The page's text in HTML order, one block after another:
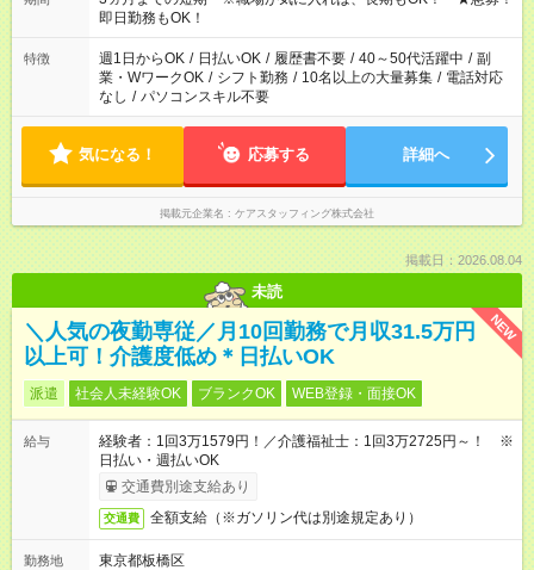
即日勤務もOK！
特徴 週1日からOK / 日払いOK / 履歴書不要 / 40～50代活躍中 / 副
業・WワークOK / シフト勤務 / 10名以上の大量募集 / 電話対応
なし / パソコンスキル不要
気になる！ 応募する 詳細へ
掲載元企業名 ケアスタッフィング株式会社
掲載日：2026.08.04
未読
NEW
＼人気の夜勤専従／月10回勤務で月収31.5万円
以上可！介護度低め＊日払いOK
派遣 社会人未経験OK ブランクOK WEB登録・面接OK
給与
経験者：1回3万1579円！／介護福祉士：1回3万2725円～！ ※
日払い・週払いOK
交通費別途支給あり
交通費 全額支給（※ガソリン代は別途規定あり）
勤務地
東京都板橋区